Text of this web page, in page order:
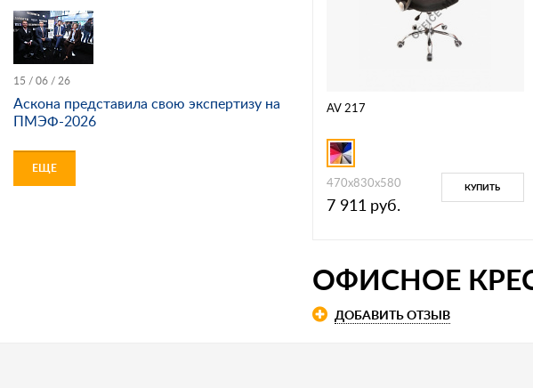
AV 217
470х830х580
7 911 руб.
КУПИТЬ
ОФИСНОЕ
ДОБАВИТЬ ОТЗЫВ
15 / 06 / 26
Аскона представила свою экспертизу на
ПМЭФ-2026
ЕЩЕ